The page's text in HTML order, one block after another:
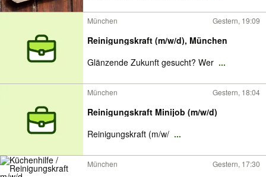
München Gestern, 19:09
Reinigungskraft (m/w/d), München
Glänzende Zukunft gesucht? Wer ...
München Gestern, 18:04
Reinigungskraft Minijob (m/w/d)
Reinigungskraft (m/w/ ...
München Gestern, 17:30